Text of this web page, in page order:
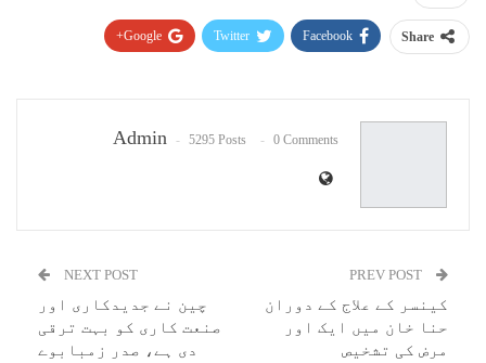
Share
Facebook
Twitter
Google+
Admin 5295 Posts 0 Comments
کینسر کے علاج کے دوران
حنا خان میں ایک اور
مرض کی تشخیص
NEXT POST
چین نے جدیدکاری اور
صنعت کاری کو بہت ترقی
دی ہے، صدر زمبابوے